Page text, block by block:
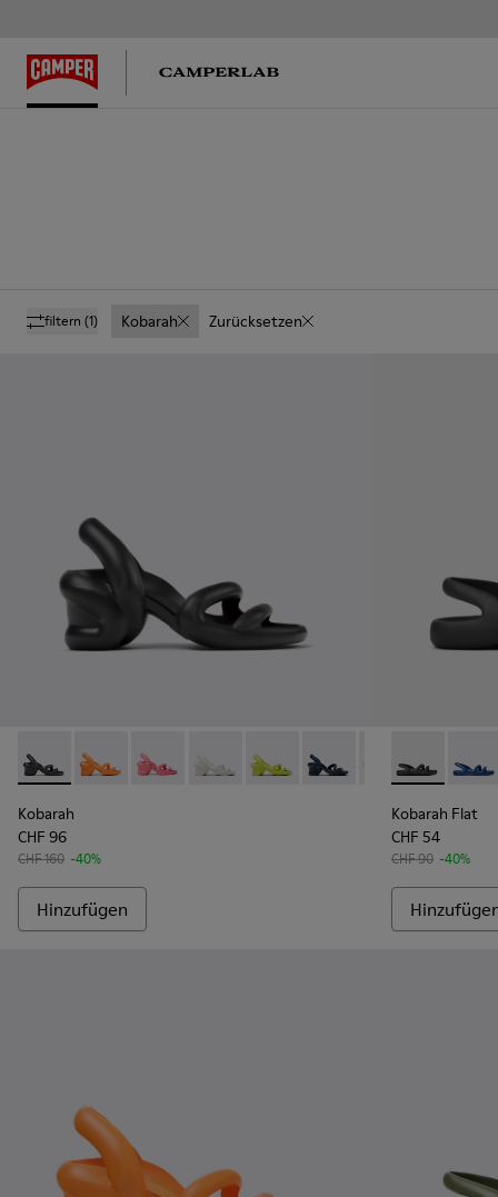
filtern (1) Kobarah Zurücksetzen
Kobarah - K100839-006 - Schwarze Synthetik-Sandalen für
Kobarah - K100839-034 - Orangefarbene Synthetik-
Kobarah - K100839-032 - Pinkfarbene
Kobarah - K100839-028 - Weißer
Kobarah - K100839-027 -
Kobarah - K100839-
Kobarah -Kobarah
Kobarah
CHF 96
CHF 160 -40%
Hinzufügen
Kobarah
Kobarah Flat
CHF 54
CHF 90 -40%